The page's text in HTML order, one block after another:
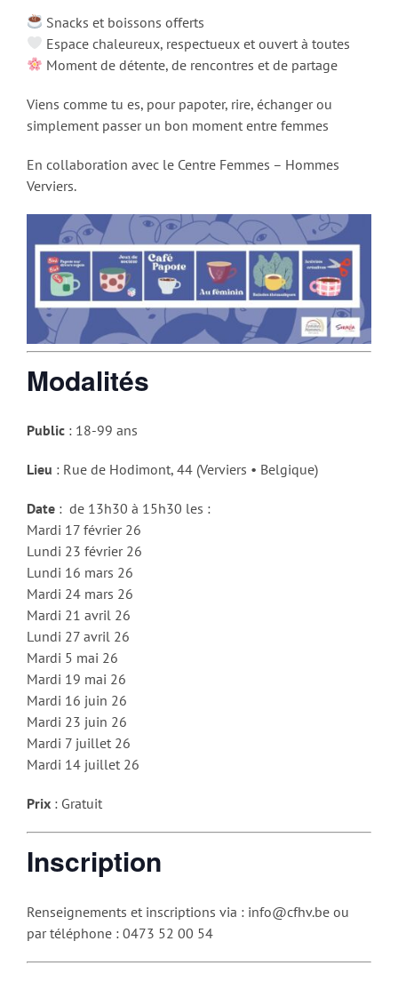
Snacks et boissons offerts
Espace chaleureux, respectueux et ouvert à toutes
Moment de détente, de rencontres et de partage
Viens comme tu es, pour papoter, rire, échanger ou
simplement passer un bon moment entre femmes
En collaboration avec le Centre Femmes – Hommes
Verviers.
Modalités
Public : 18-99 ans
Lieu : Rue de Hodimont, 44 (Verviers • Belgique)
Date : de 13h30 à 15h30 les :
Mardi 17 février 26
Lundi 23 février 26
Lundi 16 mars 26
Mardi 24 mars 26
Mardi 21 avril 26
Lundi 27 avril 26
Mardi 5 mai 26
Mardi 19 mai 26
Mardi 16 juin 26
Mardi 23 juin 26
Mardi 7 juillet 26
Mardi 14 juillet 26
Prix : Gratuit
Inscription
Renseignements et inscriptions via : info@cfhv.be ou
par téléphone : 0473 52 00 54